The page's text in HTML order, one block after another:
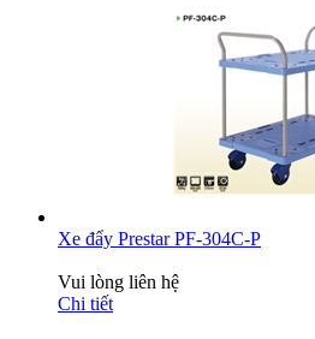
Xe đẩy Prestar PF-304C-P
Vui lòng liên hệ
Chi tiết